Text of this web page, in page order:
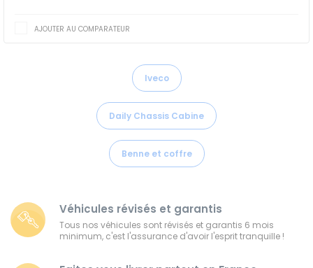
AJOUTER AU COMPARATEUR
Iveco
Daily Chassis Cabine
Benne et coffre
Véhicules révisés et garantis
Tous nos véhicules sont révisés et garantis 6 mois
minimum, c'est l'assurance d'avoir l'esprit tranquille !